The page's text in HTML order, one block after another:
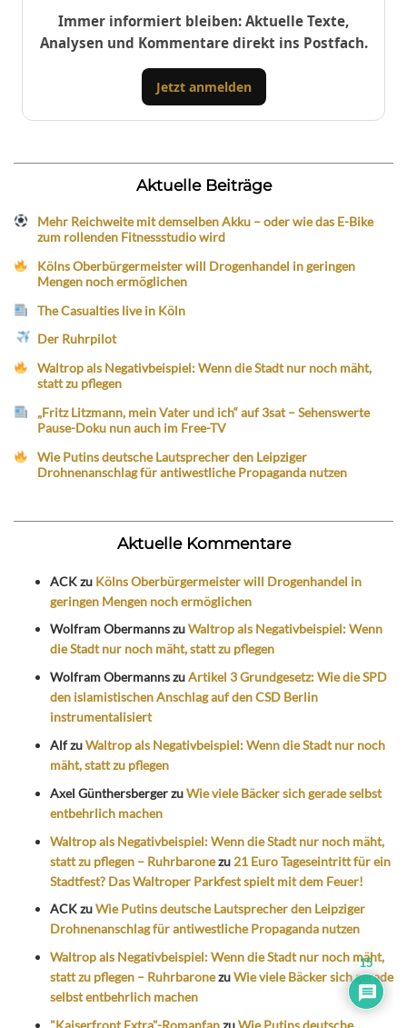
Immer informiert bleiben: Aktuelle Texte,
Analysen und Kommentare direkt ins Postfach.
Jetzt anmelden
Aktuelle Beiträge
Mehr Reichweite mit demselben Akku – oder wie das E-Bike
zum rollenden Fitnessstudio wird
Kölns Oberbürgermeister will Drogenhandel in geringen
Mengen noch ermöglichen
The Casualties live in Köln
Der Ruhrpilot
Waltrop als Negativbeispiel: Wenn die Stadt nur noch mäht,
statt zu pflegen
„Fritz Litzmann, mein Vater und ich“ auf 3sat – Sehenswerte
Pause-Doku nun auch im Free-TV
Wie Putins deutsche Lautsprecher den Leipziger
Drohnenanschlag für antiwestliche Propaganda nutzen
Aktuelle Kommentare
ACKzu Kölns Oberbürgermeister will Drogenhandel in
geringen Mengen noch ermöglichen
Wolfram ObermannszuWaltrop als Negativbeispiel: Wenn
die Stadt nur noch mäht, statt zu pflegen
Wolfram ObermannszuArtikel 3 Grundgesetz: Wie die SPD
den islamistischen Anschlag auf den CSD Berlin
instrumentalisiert
AlfzuWaltrop als Negativbeispiel: Wenn die Stadt nur noch
mäht, statt zu pflegen
Axel GünthersbergerzuWie viele Bäcker sich gerade selbst
entbehrlich machen
Waltrop als Negativbeispiel: Wenn die Stadt nur noch mäht,
statt zu pflegen – Ruhrbaronezu 21 Euro Tageseintritt für ein
Stadtfest? Das Waltroper Parkfest spielt mit dem Feuer!
ACKzuWie Putins deutsche Lautsprecher den Leipziger
Drohnenanschlag für antiwestliche Propaganda nutzen
Waltrop als Negativbeispiel: Wenn die Stadt nur noch mäht,
statt zu pflegen – RuhrbaronezuWie viele Bäcker sich gerade
selbst entbehrlich machen
"Kaiserfront Extra"-RomanfanzuWie Putins deutsche
15